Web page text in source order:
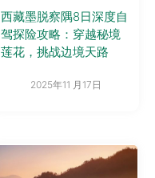
西藏墨脱察隅8日深度自
驾探险攻略：穿越秘境
莲花，挑战边境天路
2025年11 月17日